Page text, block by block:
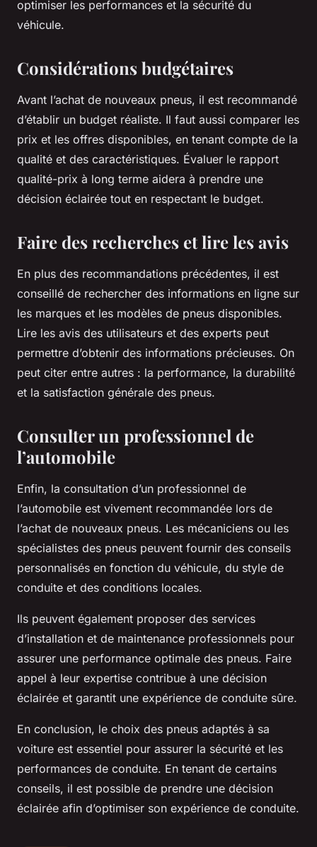
optimiser les performances et la sécurité du
véhicule.
Considérations budgétaires
Avant l’achat de nouveaux pneus, il est recommandé
d’établir un budget réaliste. Il faut aussi comparer les
prix et les offres disponibles, en tenant compte de la
qualité et des caractéristiques. Évaluer le rapport
qualité-prix à long terme aidera à prendre une
décision éclairée tout en respectant le budget.
Faire des recherches et lire les avis
En plus des recommandations précédentes, il est
conseillé de rechercher des informations en ligne sur
les marques et les modèles de pneus disponibles.
Lire les avis des utilisateurs et des experts peut
permettre d’obtenir des informations précieuses. On
peut citer entre autres : la performance, la durabilité
et la satisfaction générale des pneus.
Consulter un professionnel de
l’automobile
Enfin, la consultation d’un professionnel de
l’automobile est vivement recommandée lors de
l’achat de nouveaux pneus. Les mécaniciens ou les
spécialistes des pneus peuvent fournir des conseils
personnalisés en fonction du véhicule, du style de
conduite et des conditions locales.
Ils peuvent également proposer des services
d’installation et de maintenance professionnels pour
assurer une performance optimale des pneus. Faire
appel à leur expertise contribue à une décision
éclairée et garantit une expérience de conduite sûre.
En conclusion, le choix des pneus adaptés à sa
voiture est essentiel pour assurer la sécurité et les
performances de conduite. En tenant de certains
conseils, il est possible de prendre une décision
éclairée afin d’optimiser son expérience de conduite.